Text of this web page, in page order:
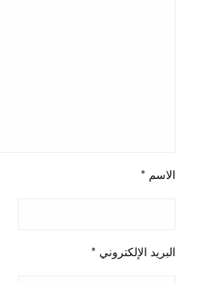
الاسم *
البريد الإلكتروني *